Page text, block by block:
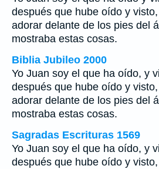
después que hube oído y
adorar delante de los pies del
mostraba estas cosas.
Biblia Jubileo 2000
Yo Juan soy el que ha oído, y
después que hube oído y
adorar delante de los pies del
mostraba estas cosas.
Sagradas Escrituras 1569
Yo Juan soy el que ha oído, y
después que hube oído y